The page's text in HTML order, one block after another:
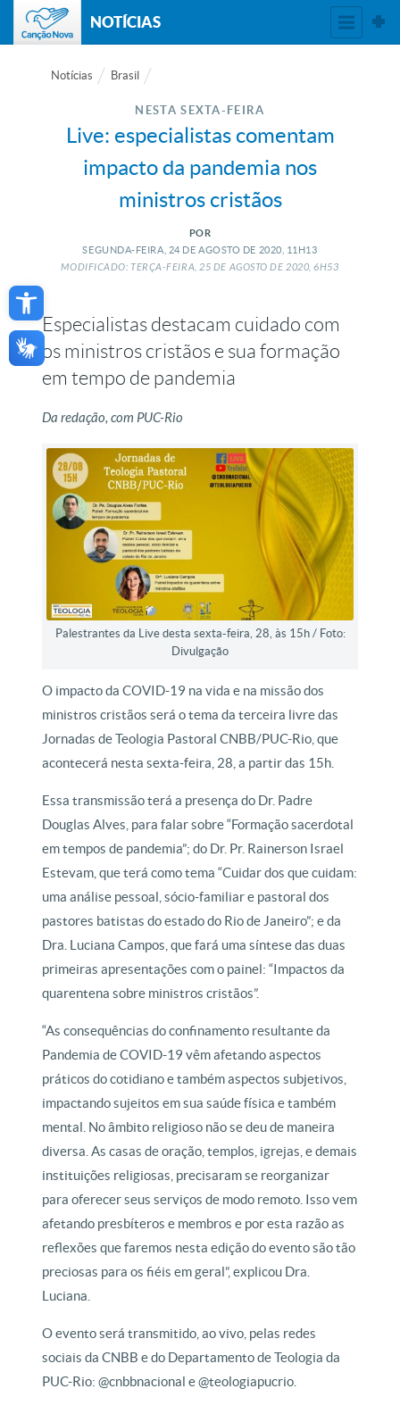
Open toolbar
NOTÍCIAS
Notícias Brasil
NESTA SEXTA-FEIRA
Live: especialistas comentam
impacto da pandemia nos
ministros cristãos
POR
SEGUNDA-FEIRA, 24 DE AGOSTO DE 2020, 11H13
MODIFICADO: TERÇA-FEIRA, 25 DE AGOSTO DE2020, 6H53
Especialistas destacam cuidado com
os ministros cristãos e sua formação
em tempo de pandemia
Da redação, com PUC-Rio
Palestrantes da Live desta sexta-feira, 28, às 15h / Foto:
Divulgação
O impacto da COVID-19 na vida e na missão dos
ministros cristãos será o tema da terceira livre das
Jornadas de Teologia Pastoral CNBB/PUC-Rio, que
acontecerá nesta sexta-feira, 28, a partir das 15h.
Essa transmissão terá a presença do Dr. Padre
Douglas Alves, para falar sobre “Formação sacerdotal
em tempos de pandemia”; do Dr. Pr. Rainerson Israel
Estevam, que terá como tema “Cuidar dos que cuidam:
uma análise pessoal, sócio-familiar e pastoral dos
pastores batistas do estado do Rio de Janeiro”; e da
Dra. Luciana Campos, que fará uma síntese das duas
primeiras apresentações com o painel: “Impactos da
quarentena sobre ministros cristãos”.
“As consequências do confinamento resultante da
Pandemia de COVID-19 vêm afetando aspectos
práticos do cotidiano e também aspectos subjetivos,
impactando sujeitos em sua saúde física e também
mental. No âmbito religioso não se deu de maneira
diversa. As casas de oração, templos, igrejas, e demais
instituições religiosas, precisaram se reorganizar
para oferecer seus serviços de modo remoto. Isso vem
afetando presbíteros e membros e por esta razão as
reflexões que faremos nesta edição do evento são tão
preciosas para os fiéis em geral”, explicou Dra.
Luciana.
O evento será transmitido, ao vivo, pelas redes
sociais da CNBB e do Departamento de Teologia da
PUC-Rio: @cnbbnacional e @teologiapucrio.